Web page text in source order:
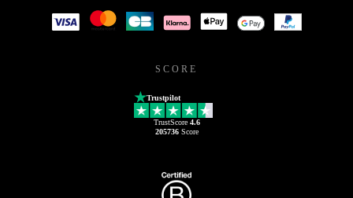
SCORE
Trustpilot
TrustScore 4.6
205736Score